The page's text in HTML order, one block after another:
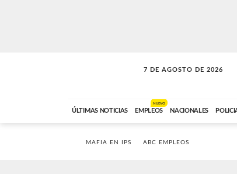
7 DE AGOSTO DE 2026
SOLO MÚSICA
ÚLTIMAS NOTICIAS EMPLEOS
NUEVO
NACIONALES
MAFIA EN IPS ABC EMPLEOS